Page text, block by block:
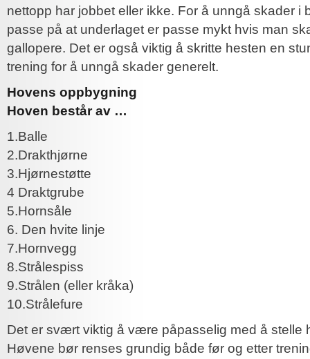
nettopp har jobbet eller ikke. For å unngå skader i
passe på at underlaget er passe mykt hvis man
gallopere. Det er også viktig å skritte hesten en
trening for å unngå skader generelt.
Hovens oppbygning
Hoven består av …
1.Balle
2.Drakthjørne
3.Hjørnestøtte
4 Draktgrube
5.Hornsåle
6. Den hvite linje
7.Hornvegg
8.Strålespiss
9.Strålen (eller kråka)
10.Strålefure
Det er svært viktig å være påpasselig med å stelle
Høvene bør renses grundig både før og etter